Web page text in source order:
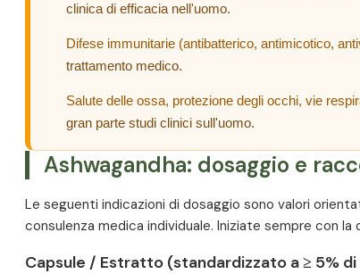
clinica di efficacia nell'uomo.
Difese immunitarie (antibatterico, antimicotico,
trattamento medico.
Salute delle ossa, protezione degli occhi, vie
gran parte studi clinici sull'uomo.
Ashwagandha: dosaggio e
Le seguenti indicazioni di dosaggio sono valori
consulenza medica individuale. Iniziate sempre con
Capsule / Estratto (standardizzato a ≥ 5%